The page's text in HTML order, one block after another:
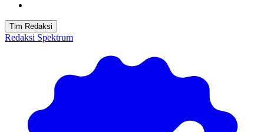
Tim Redaksi
Redaksi Spektrum